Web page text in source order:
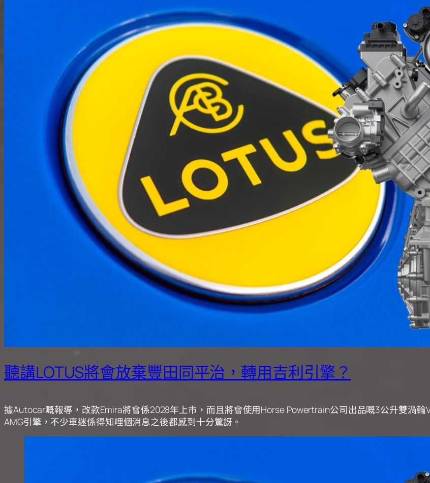
聽講LOTUS將會放棄豐田同平治，轉用吉利引擎？
據Autocar嘅報導，改款Emira將會係2028年上市，而且將會使用Horse Powertrain公司出品嘅3公升雙渦
AMG引擎，不少車迷係得知哩個消息之後都感到十分驚訝。